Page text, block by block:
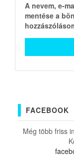
A nevem, e-
mentése a
FACEBOOK
Még több friss